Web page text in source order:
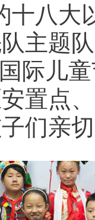
十八大
主题
际儿
安置点
们亲